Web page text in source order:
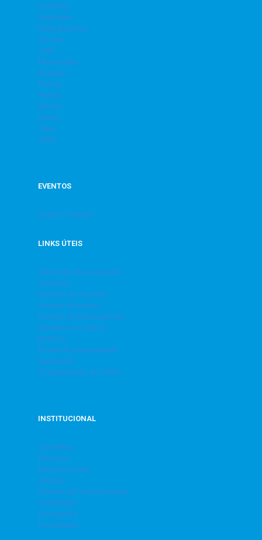
Ginástica
Hidrobike
Hidroginástica
Jiu Jitsu
Judô
Musculação
Natação
Peteca
Pilates
Ritmos
Sinuca
Tênis
Vôlei
EVENTOS
Social | Cultural
LINKS ÚTEIS
Admissão de associados
Contatos
Emissão de convites
Horário de ônibus
Inclusão de Dependentes
Modelos de Termos
Notícias
Portal da transparência
Quiosques
Transferências de Título
INSTITUCIONAL
Conselhos
Diretoria
Estatuto Social
História
Horário de Funcionamento
Instalações
Localização
Presidentes